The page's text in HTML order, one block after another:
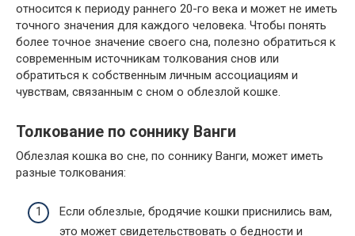
относится к периоду раннего 20-го века и может не иметь
точного значения для каждого человека. Чтобы понять
более точное значение своего сна, полезно обратиться к
современным источникам толкования снов или
обратиться к собственным личным ассоциациям и
чувствам, связанным с сном о облезлой кошке.
Толкование по соннику Ванги
Облезлая кошка во сне, по соннику Ванги, может иметь
разные толкования:
Если облезлые, бродячие кошки приснились вам,
это может свидетельствовать о бедности и